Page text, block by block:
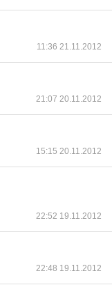
11:36 21.11.2012
21:07 20.11.2012
15:15 20.11.2012
22:52 19.11.2012
22:48 19.11.2012